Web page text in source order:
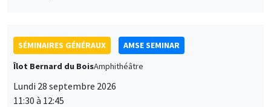
SÉMINAIRES GÉNÉRAUX
AMSE SEMINAR
Îlot Bernard du BoisAmphithéâtre
Lundi 28 septembre 2026
11:30 à 12:45